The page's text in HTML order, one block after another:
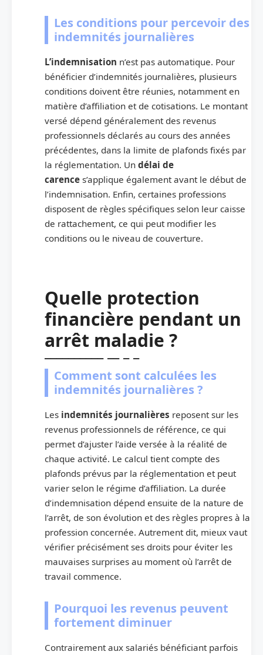
Les conditions pour percevoir des
indemnités journalières
L’indemnisation n’est pas automatique. Pour
bénéficier d’indemnités journalières, plusieurs
conditions doivent être réunies, notamment en
matière d’affiliation et de cotisations. Le montant
versé dépend généralement des revenus
professionnels déclarés au cours des années
précédentes, dans la limite de plafonds fixés par
la réglementation. Un délai de
carence s’applique également avant le début de
l’indemnisation. Enfin, certaines professions
disposent de règles spécifiques selon leur caisse
de rattachement, ce qui peut modifier les
conditions ou le niveau de couverture.
Quelle protection
financière pendant un
arrêt maladie ?
Comment sont calculées les
indemnités journalières ?
Les indemnités journalières reposent sur les
revenus professionnels de référence, ce qui
permet d’ajuster l’aide versée à la réalité de
chaque activité. Le calcul tient compte des
plafonds prévus par la réglementation et peut
varier selon le régime d’affiliation. La durée
d’indemnisation dépend ensuite de la nature de
l’arrêt, de son évolution et des règles propres à la
profession concernée. Autrement dit, mieux vaut
vérifier précisément ses droits pour éviter les
mauvaises surprises au moment où l’arrêt de
travail commence.
Pourquoi les revenus peuvent
fortement diminuer
Contrairement aux salariés bénéficiant parfois